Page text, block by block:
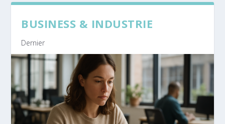
BUSINESS & INDUSTRIE
Dernier